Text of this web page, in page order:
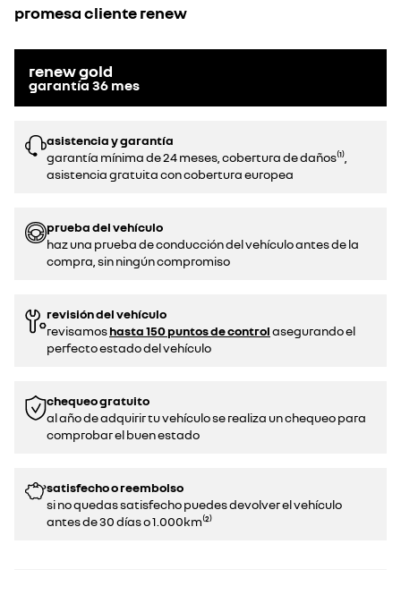
promesa cliente renew
renew gold
garantía 36 mes
asistencia y garantía
garantía mínima de 24 meses, cobertura de daños⁽¹⁾,
asistencia gratuita con cobertura europea
prueba del vehículo
haz una prueba de conducción del vehículo antes de la
compra, sin ningún compromiso
revisión del vehículo
revisamoshasta 150 puntos de controlasegurando el
perfecto estado del vehículo
chequeo gratuito
al año de adquirir tu vehículo se realiza un chequeo para
comprobar el buen estado​​
satisfecho o reembolso
si no quedas satisfecho puedes devolver el vehículo
antes de 30 días o 1.000km⁽²⁾